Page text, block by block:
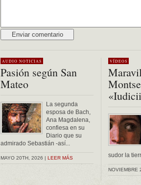
AUDIO NOTICIAS
Pasión según San
Mateo
La segunda
esposa de Bach,
Ana Magdalena,
confiesa en su
Diario que su
admirado Sebastián -así...
MAYO 20TH, 2026 | LEER MÁS
VÍDEOS
sudor la
NOVIEMBRE